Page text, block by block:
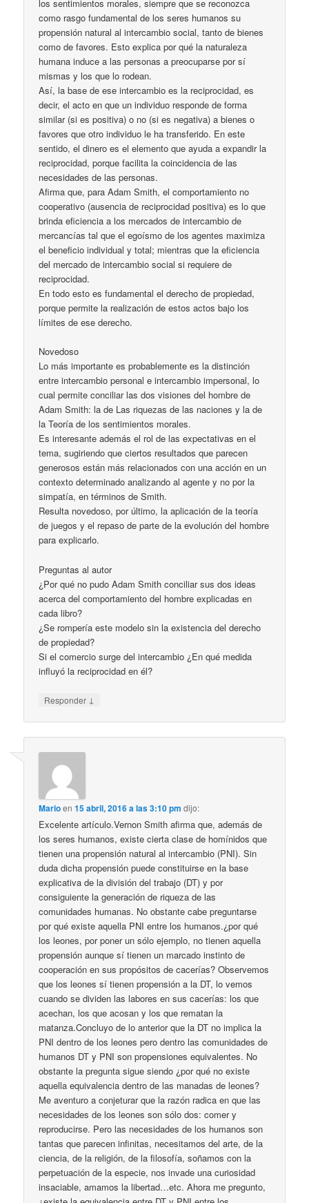
los sentimientos morales, siempre que se reconozca
como rasgo fundamental de los seres humanos su
propensión natural al intercambio social, tanto de bienes
como de favores. Esto explica por qué la naturaleza
humana induce a las personas a preocuparse por sí
mismas y los que lo rodean.
Así, la base de ese intercambio es la reciprocidad, es
decir, el acto en que un individuo responde de forma
similar (si es positiva) o no (si es negativa) a bienes o
favores que otro individuo le ha transferido. En este
sentido, el dinero es el elemento que ayuda a expandir la
reciprocidad, porque facilita la coincidencia de las
necesidades de las personas.
Afirma que, para Adam Smith, el comportamiento no
cooperativo (ausencia de reciprocidad positiva) es lo que
brinda eficiencia a los mercados de intercambio de
mercancías tal que el egoísmo de los agentes maximiza
el beneficio individual y total; mientras que la eficiencia
del mercado de intercambio social si requiere de
reciprocidad.
En todo esto es fundamental el derecho de propiedad,
porque permite la realización de estos actos bajo los
límites de ese derecho.
Novedoso
Lo más importante es probablemente es la distinción
entre intercambio personal e intercambio impersonal, lo
cual permite conciliar las dos visiones del hombre de
Adam Smith: la de Las riquezas de las naciones y la de
la Teoría de los sentimientos morales.
Es interesante además el rol de las expectativas en el
tema, sugiriendo que ciertos resultados que parecen
generosos están más relacionados con una acción en un
contexto determinado analizando al agente y no por la
simpatía, en términos de Smith.
Resulta novedoso, por último, la aplicación de la teoría
de juegos y el repaso de parte de la evolución del hombre
para explicarlo.
Preguntas al autor
¿Por qué no pudo Adam Smith conciliar sus dos ideas
acerca del comportamiento del hombre explicadas en
cada libro?
¿Se rompería este modelo sin la existencia del derecho
de propiedad?
Si el comercio surge del intercambio ¿En qué medida
influyó la reciprocidad en él?
Responder ↓
Marioen15 abril, 2016 a las 3:10 pm dijo:
Excelente artículo.Vernon Smith afirma que, además de
los seres humanos, existe cierta clase de homínidos que
tienen una propensión natural al intercambio (PNI). Sin
duda dicha propensión puede constituirse en la base
explicativa de la división del trabajo (DT) y por
consiguiente la generación de riqueza de las
comunidades humanas. No obstante cabe preguntarse
por qué existe aquella PNI entre los humanos.¿por qué
los leones, por poner un sólo ejemplo, no tienen aquella
propensión aunque sí tienen un marcado instinto de
cooperación en sus propósitos de cacerías? Observemos
que los leones sí tienen propensión a la DT, lo vemos
cuando se dividen las labores en sus cacerías: los que
acechan, los que acosan y los que rematan la
matanza.Concluyo de lo anterior que la DT no implica la
PNI dentro de los leones pero dentro las comunidades de
humanos DT y PNI son propensiones equivalentes. No
obstante la pregunta sigue siendo ¿por qué no existe
aquella equivalencia dentro de las manadas de leones?
Me aventuro a conjeturar que la razón radica en que las
necesidades de los leones son sólo dos: comer y
reproducirse. Pero las necesidades de los humanos son
tantas que parecen infinitas, necesitamos del arte, de la
ciencia, de la religión, de la filosofía, soñamos con la
perpetuación de la especie, nos invade una curiosidad
insaciable, amamos la libertad…etc. Ahora me pregunto,